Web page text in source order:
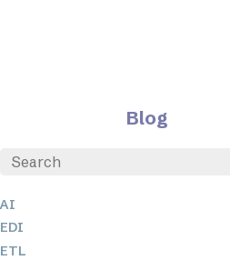
Blog
AI
EDI
ETL